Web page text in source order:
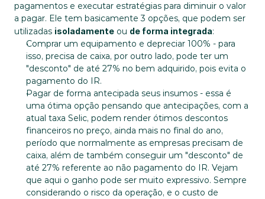
pagamentos e executar estratégias para diminuir o valor
a pagar. Ele tem basicamente 3 opções, que podem ser
utilizadas isoladamente ou de forma integrada:
Comprar um equipamento e depreciar 100% - para
isso, precisa de caixa, por outro lado, pode ter um
"desconto" de até 27% no bem adquirido, pois evita o
pagamento do IR.
Pagar de forma antecipada seus insumos - essa é
uma ótima opção pensando que antecipações, com a
atual taxa Selic, podem render ótimos descontos
financeiros no preço, ainda mais no final do ano,
período que normalmente as empresas precisam de
caixa, além de também conseguir um "desconto" de
até 27% referente ao não pagamento do IR. Vejam
que aqui o ganho pode ser muito expressivo. Sempre
considerando o risco da operação, e o custo de